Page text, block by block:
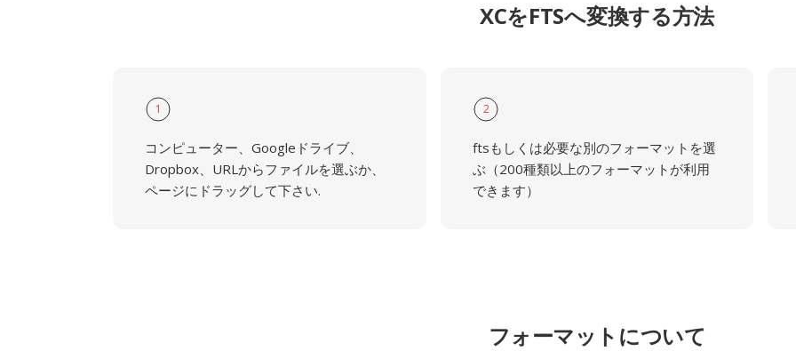
XCをFTSへ変換する方法
1
コンピューター、Googleドライブ、
Dropbox、URLからファイルを選ぶか、
ページにドラッグして下さい.
2
ftsもしくは必要な別のフォーマットを選
ぶ（200種類以上のフォーマットが利用
できます）
フォーマットについて